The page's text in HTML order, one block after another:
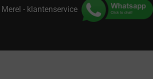
Merel - klantenservice